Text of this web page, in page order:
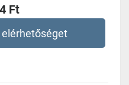
Ft
elérhetőséget